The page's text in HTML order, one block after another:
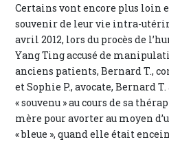
Certains vont encore plus loin
souvenir de leur vie intra-
avril 2012, lors du procès de
Yang Ting accusé de
anciens patients, Bernard T.,
et Sophie P., avocate, Bernard
« souvenu » au cours de sa
mère pour avorter au moyen
« bleue », quand elle était